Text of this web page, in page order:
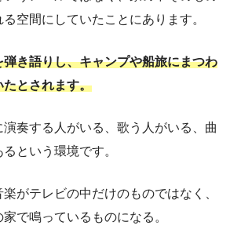
空間にしていたことにあります。
き語りし、キャンプや船旅にまつわ
とされます。
奏する人がいる、歌う人がいる、曲
という環境です。
がテレビの中だけのものではなく、
で鳴っているものになる。